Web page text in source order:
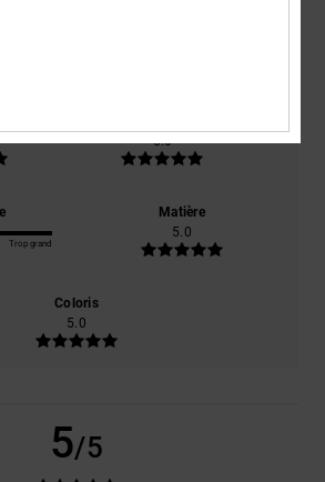
5.0
Trop grand
Matière
5.0
Coloris
5.0
5/5